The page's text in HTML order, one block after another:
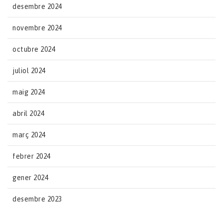
desembre 2024
novembre 2024
octubre 2024
juliol 2024
maig 2024
abril 2024
març 2024
febrer 2024
gener 2024
desembre 2023